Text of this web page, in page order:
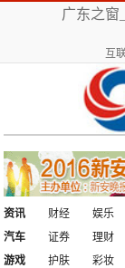
广东之窗
互
资讯 财经 娱乐
汽车
证券 理财
游戏
护肤
彩妆